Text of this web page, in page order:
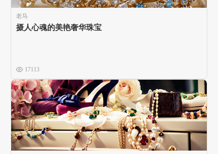
老马
摄人心魂的美艳奢华珠宝
17113